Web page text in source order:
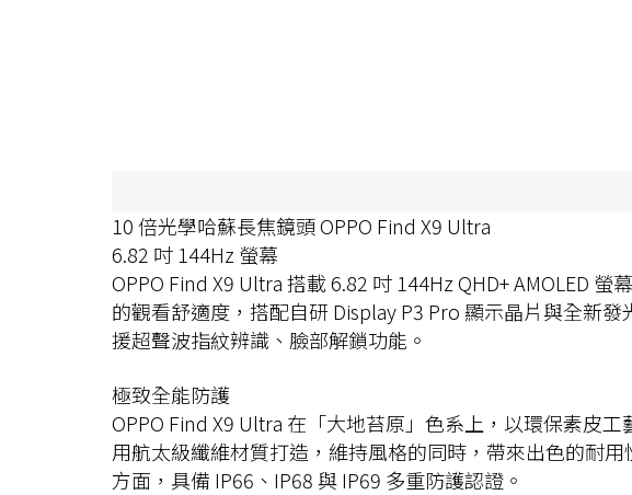
10 倍光學哈蘇長焦鏡頭 OPPO Find X9 Ultra
6.82 吋 144Hz 螢幕
OPPO Find X9 Ultra 搭載 6.82 吋 144Hz QHD+ AMOLED
的觀看舒適度，搭配自研 Display P3 Pro 顯示晶片與全新
援超聲波指紋辨識、臉部解鎖功能。
極致全能防護
OPPO Find X9 Ultra 在「大地苔原」色系上，以環保素皮
用航太級纖維材質打造，維持風格的同時，帶來出色的耐
方面，具備 IP66、IP68 與 IP69 多重防護認證。